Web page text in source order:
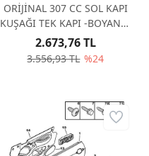
ORİJİNAL 307 CC SOL KAPI
KUŞAĞI TEK KAPI -BOYANIR
8545W6
3.556,93 TL %24
2.673,76 TL